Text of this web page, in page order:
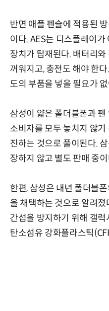
반면 애플 펜슬에 적용된
이다. AES는 디스플레이
장치가 탑재된다. 배터리
꺼워지고, 충전도 해야 한
도의 부품을 넣을 필요가
삼성이 얇은 폴더블폰과
소비자를 모두 놓치지 않
진하는 것으로 풀이된다.
장하지 않고 별도 판매 중
한편, 삼성은 내년 폴더블
을 채택하는 것으로 알려
간섭을 방지하기 위해 갤
탄소섬유 강화플라스틱